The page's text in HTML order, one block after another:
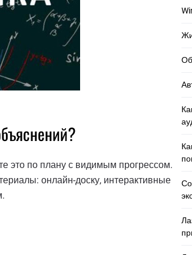
это по плану с видимым прогрессом.
онлайн-доску, интерактивные